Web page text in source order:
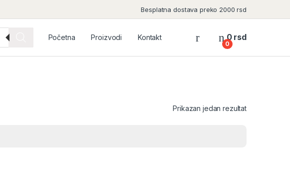
Besplatna dostava preko 2000 rsd
Početna Proizvodi Kontakt
0
0 rsd
Prikazan jedan rezultat